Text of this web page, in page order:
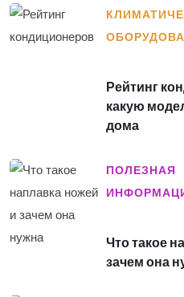
Рейтинг
какую
дома
ПОЛЕЗНАЯ
Что такое
зачем она